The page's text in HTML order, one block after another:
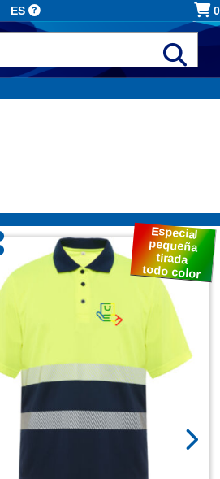
ES 0
Especial
pequeña
tirada
todo color